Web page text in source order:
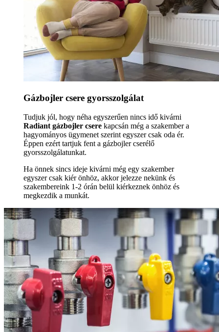
Gázbojler csere gyorsszolgálat
Tudjuk jól, hogy néha egyszerűen nincs idő kivárni
Radiant gázbojler csere kapcsán még a szakember a
hagyományos ügymenet szerint egyszer csak oda ér.
Éppen ezért tartjuk fent a gázbojler cserélő
gyorsszolgálatunkat.
Ha önnek sincs ideje kivárni még egy szakember
egyszer csak kiér önhöz, akkor jelezze nekünk és
szakembereink 1-2 órán belül kiérkeznek önhöz és
megkezdik a munkát.